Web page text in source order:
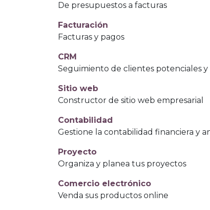
De presupuestos a facturas
Facturación
Facturas y pagos
CRM
Seguimiento de clientes potenciales
Sitio web
Constructor de sitio web empresarial
Contabilidad
Gestione la contabilidad financiera y
Proyecto
Organiza y planea tus proyectos
Comercio electrónico
Venda sus productos online